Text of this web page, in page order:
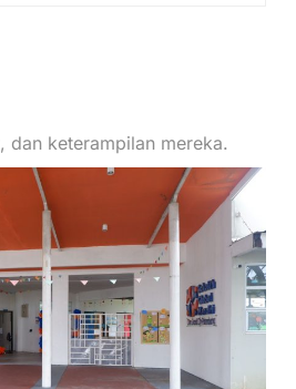
keterampilan mereka.